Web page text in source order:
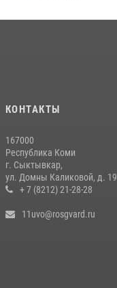
КОНТАКТЫ
167000
Республика Коми
г. Сыктывкар,
ул. Домны Каликовой, д. 19
+ 7 (8212) 21-28-28
11uvo@rosgvard.ru